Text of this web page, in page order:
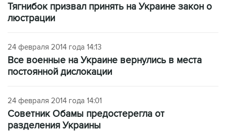
Тягнибок призвал принять на Украине закон о
люстрации
24 февраля 2014 года 14:13
Все военные на Украине вернулись в места
постоянной дислокации
24 февраля 2014 года 14:01
Советник Обамы предостерегла от
разделения Украины